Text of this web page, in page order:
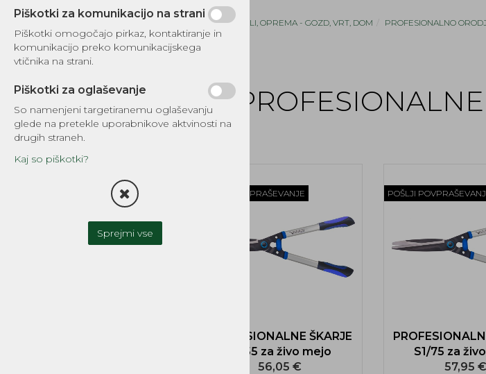
KATALOG REZERVNIH DELOV
TOMOS
DELI, OPREMA - GOZD, VRT,
PROFESIONALNO ORODJE
VINOGRADNIŠKE ŠKARJE VESCO
PROFESIONALNE ŠKARJE ZA ŽIVO
PROFESIONALNE ŠKARJE OKATSUNE
Domov DELI, OPREMA - GOZD, VRT, DOM PROFESIONALNO
POŠLJI POVPRAŠEVANJE
PROFESIONALNE ŠKARJE
S1/55 za živo mejo
56,05 €
POŠLJI
S1/75 za
57,95 €
Piškotki za komunikacijo na strani
Piškotki omogočajo pirkaz, kontaktiranje in
komunikacijo preko komunikacijskega
vtičnika na strani.
Piškotki za oglaševanje
So namenjeni targetiranemu oglaševanju
glede na pretekle uporabnikove aktvinosti na
drugih straneh.
Kaj so piškotki?
Sprejmi vse